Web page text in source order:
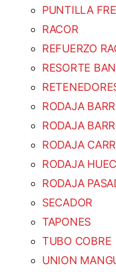
PUNTILLA
RACOR
REFUERZO
RESORTE
RODAJA
RODAJA
RODAJA
RODAJA
RODAJA
SECADOR
TAPONES
TUBO COBRE
UNION